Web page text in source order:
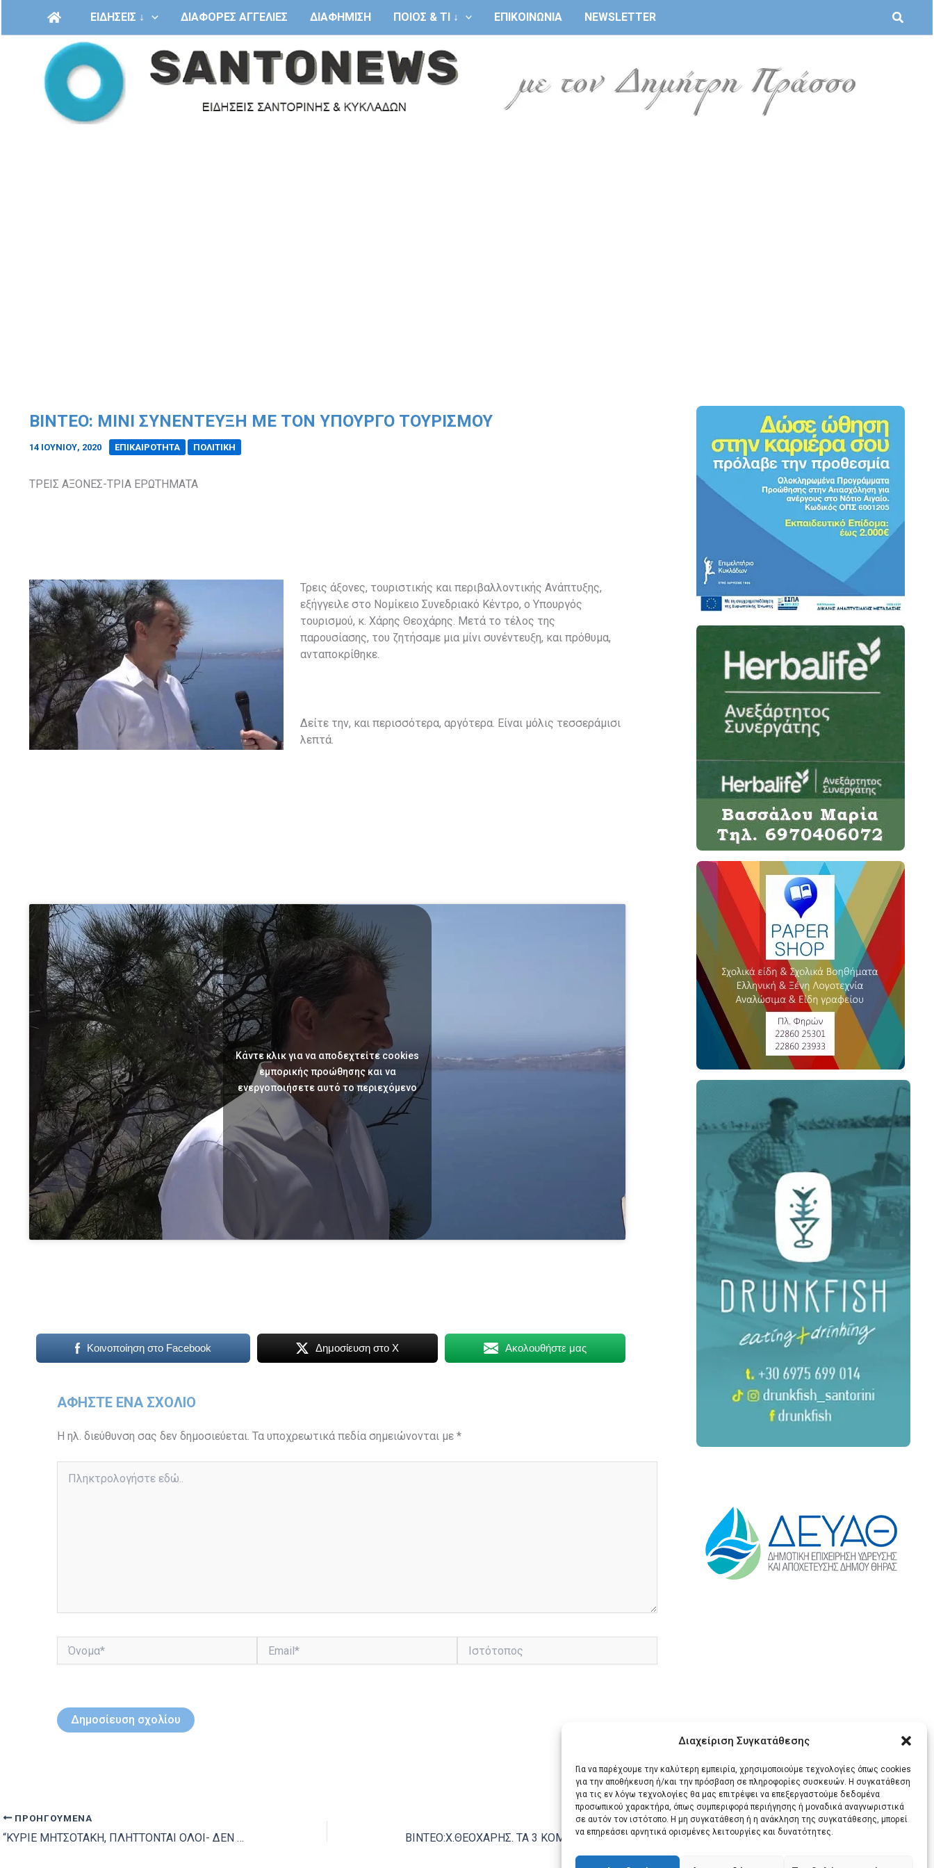
Διαχείριση Συγκατάθεσης
Για να παρέχουμε την καλύτερη εμπειρία, χρησιμοποιούμε τεχνολογίες όπως cookies
για την αποθήκευση ή/και την πρόσβαση σε πληροφορίες συσκευών. Η συγκατάθεση
για τις εν λόγω τεχνολογίες θα μας επιτρέψει να επεξεργαστούμε δεδομένα
προσωπικού χαρακτήρα, όπως συμπεριφορά περιήγησης ή μοναδικά αναγνωριστικά
σε αυτόν τον ιστότοπο. Η μη συγκατάθεση ή η ανάκληση της συγκατάθεσης, μπορεί
να επηρεάσει αρνητικά ορισμένες λειτουργίες και δυνατότητες.
ΕΙΔΗΣΕΙΣ ↓ ΔΙΑΦΟΡΕΣ ΑΓΓΕΛΙΕΣ ΔΙΑΦΗΜΙΣΗ ΠΟΙΟΣ & ΤΙ ↓ ΕΠΙΚΟΙΝΩΝΙΑ NEWSLETTER
ΒΙΝΤΕΟ: ΜΙΝΙ ΣΥΝΕΝΤΕΥΞΗ ΜΕ ΤΟΝ ΥΠΟΥΡΓΟ ΤΟΥΡΙΣΜΟΥ
14 ΙΟΥΝΊΟΥ, 2020 ΕΠΙΚΑΙΡΟΤΗΤΑ ΠΟΛΙΤΙΚΗ
ΤΡΕΙΣ ΑΞΟΝΕΣ-ΤΡΙΑ ΕΡΩΤΗΜΑΤΑ
Τρεις άξονες, τουριστικής και περιβαλλοντικής Ανάπτυξης,
εξήγγειλε στο Νομίκειο Συνεδριακό Κέντρο, ο Υπουργός
τουρισμού, κ. Χάρης Θεοχάρης. Μετά το τέλος της
παρουσίασης, του ζητήσαμε μια μίνι συνέντευξη, και πρόθυμα,
ανταποκρίθηκε.
Δείτε την, και περισσότερα, αργότερα. Είναι μόλις τεσσεράμισι
λεπτά.
Κάντε κλικ για να αποδεχτείτε cookies
εμπορικής προώθησης και να
ενεργοποιήσετε αυτό το περιεχόμενο
Κοινοποίηση στο Facebook Δημοσίευση στο X Ακολουθήστε μας
ΑΦΉΣΤΕ ΈΝΑ ΣΧΌΛΙΟ
Η ηλ. διεύθυνση σας δεν δημοσιεύεται. Τα υποχρεωτικά πεδία σημειώνονται με *
εδώ..
ΠΡΟΗΓΟΎΜΕΝΑ
“ΚΥΡΙΕ ΜΗΤΣΟΤΑΚΗ, ΠΛΗΤΤΟΝΤΑΙ ΟΛΟΙ- ΔΕΝ ΜΠΟΡΟΥΜΕ ΝΑ ΑΝΑΣΑΝΟΥΜΕ”
ΕΠΌΜΕΝΟ
ΒΙΝΤΕΟ:Χ.ΘΕΟΧΑΡΗΣ. ΤΑ 3 ΚΟΜΒΙΚΑ ΣΗΜΕΙΑ ΤΟΥΡΙΣΜΟΥ